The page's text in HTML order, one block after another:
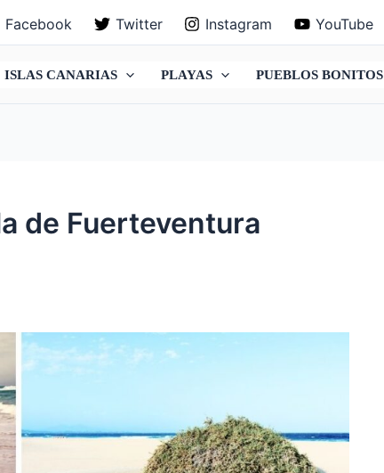
Facebook Twitter Instagram YouTube
ISLAS CANARIAS PLAYAS PUEBLOS BONITOS
de Fuerteventura